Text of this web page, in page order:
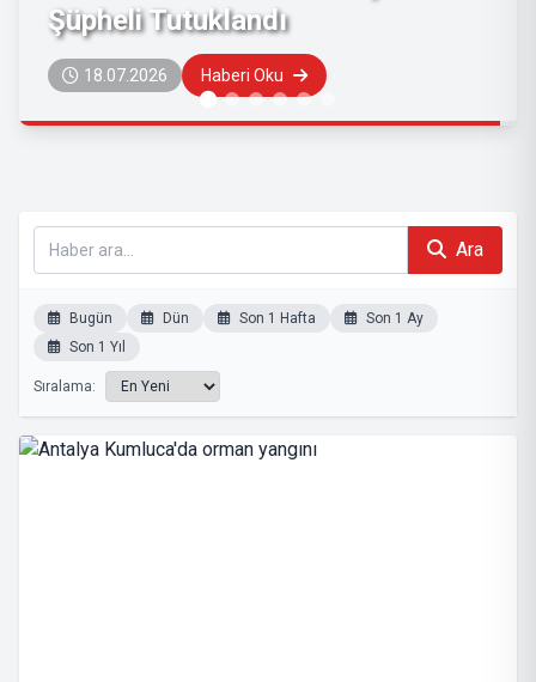
Marka Ürünlere El Konuldu
27.06.2026 Haberi Oku
Ara
Bugün Dün Son 1 Hafta
Son 1 Ay
Son 1 Yıl
Sıralama: